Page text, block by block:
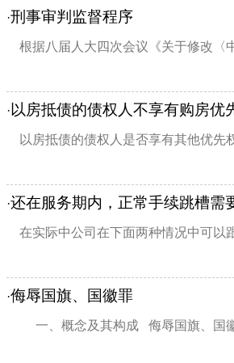
·刑事审判监督程序
根据八届人大四次会议《关于修改〈
· 以房抵债的债权人不享有购房优
以房抵债的债权人是否享有其他优
·还在服务期内，正常手续跳槽需
在实际中公司在下面两种情况中可
·侮辱国旗、国徽罪
一、概念及其构成 侮辱国旗、国